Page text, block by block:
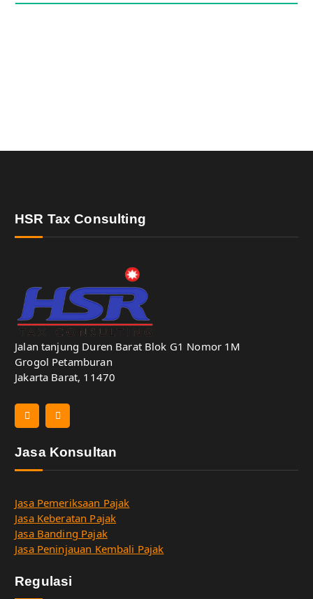
HSR Tax Consulting
Jalan tanjung Duren Barat Blok G1 Nomor 1M
Grogol Petamburan
Jakarta Barat, 11470
Jasa Konsultan
Jasa Pemeriksaan Pajak
Jasa Keberatan Pajak
Jasa Banding Pajak
Jasa Peninjauan Kembali Pajak
Regulasi